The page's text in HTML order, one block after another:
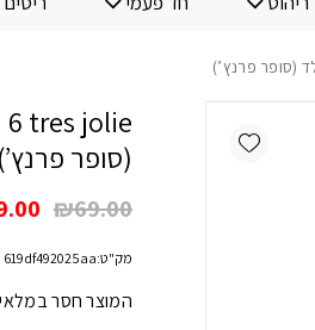
(סופר פרנץ’)
₪69.00
היה:
מק"ט:619df492025aa
המוצר חסר
Add wishlist